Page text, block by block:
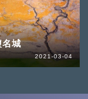
名城
2021-03-04